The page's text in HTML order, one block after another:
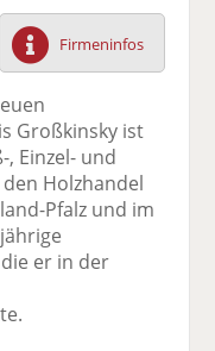
F
ac
e
o
o
k
te
il
e
tt
er
n
Li
n
k
di
n
te
il
n
E
m
ai
v
se
n
ck
e
n
Firmeninfos
Großkinsky ist
Einzel- und
Holzhandel
Pfalz und im
er in der